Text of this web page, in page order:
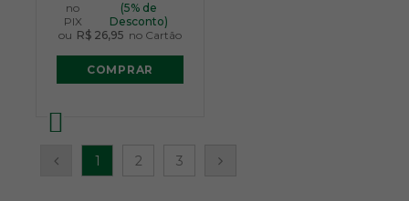
no
PIX
(5% de
Desconto)
ou R$ 26,95 no Cartão
COMPRAR
1 2 3